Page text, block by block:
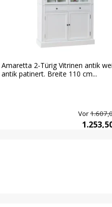
Amaretta 2-Türig Vitrinen antik
antik patinert. Breite 110 cm...
Vor